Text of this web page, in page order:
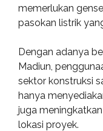
memerlukan
pasokan listrik
Dengan adanya
Madiun,
sektor konstruksi
hanya
juga
lokasi proyek.